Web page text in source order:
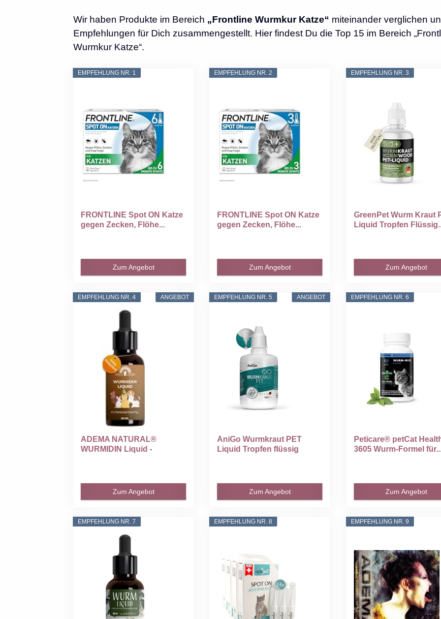
Wir haben Produkte im Bereich „Frontline Wurmkur Katze“ miteinander verglichen
Empfehlungen für Dich zusammengestellt. Hier findest Du die Top 15 im Bereich
Wurmkur Katze“.
EMPFEHLUNG NR. 1
FRONTLINE Spot ON Katze
gegen Zecken, Flöhe...
Zum Angebot
EMPFEHLUNG NR. 2
FRONTLINE Spot ON Katze
gegen Zecken, Flöhe...
Zum Angebot
EMPFEHLUNG NR. 3
GreenPet Wurm Kraut
Liquid Tropfen
Zum Angebot
ANGEBOT
EMPFEHLUNG NR. 4
ADEMA NATURAL®
WURMIDIN Liquid -
Zum Angebot
ANGEBOT
EMPFEHLUNG NR. 5
AniGo Wurmkraut PET
Liquid Tropfen flüssig
Zum Angebot
EMPFEHLUNG NR. 6
Peticare® petCat
3605 Wurm-Formel
Zum Angebot
EMPFEHLUNG NR. 7 EMPFEHLUNG NR. 8 EMPFEHLUNG NR. 9